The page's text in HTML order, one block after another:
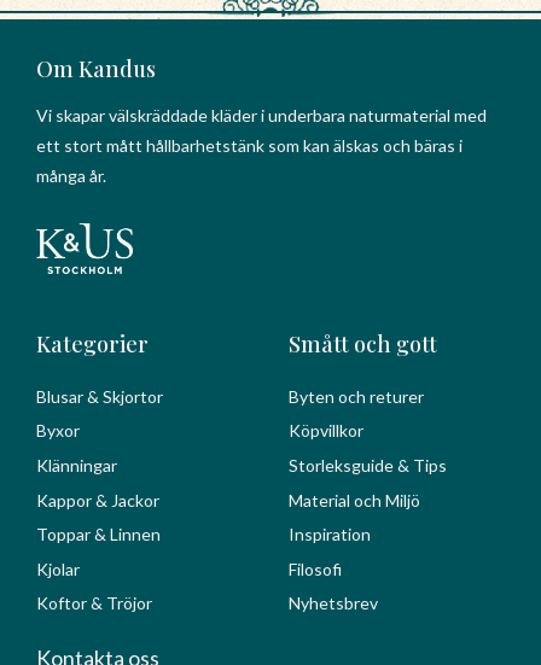
Om Kandus
Vi skapar välskräddade kläder i underbara naturmaterial med
ett stort mått hållbarhetstänk som kan älskas och bäras i
många år.
Kategorier
Blusar & Skjortor
Byxor
Klänningar
Kappor & Jackor
Toppar & Linnen
Kjolar
Koftor & Tröjor
Smått och gott
Byten och returer
Köpvillkor
Storleksguide & Tips
Material och Miljö
Inspiration
Filosofi
Nyhetsbrev
Kontakta oss